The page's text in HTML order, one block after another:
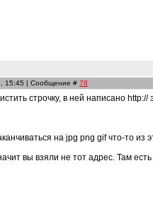
15:45 | Сообщение # 78
строчку, в ней написано http://
на jpg png gif что-то из
вы взяли не тот адрес. Там